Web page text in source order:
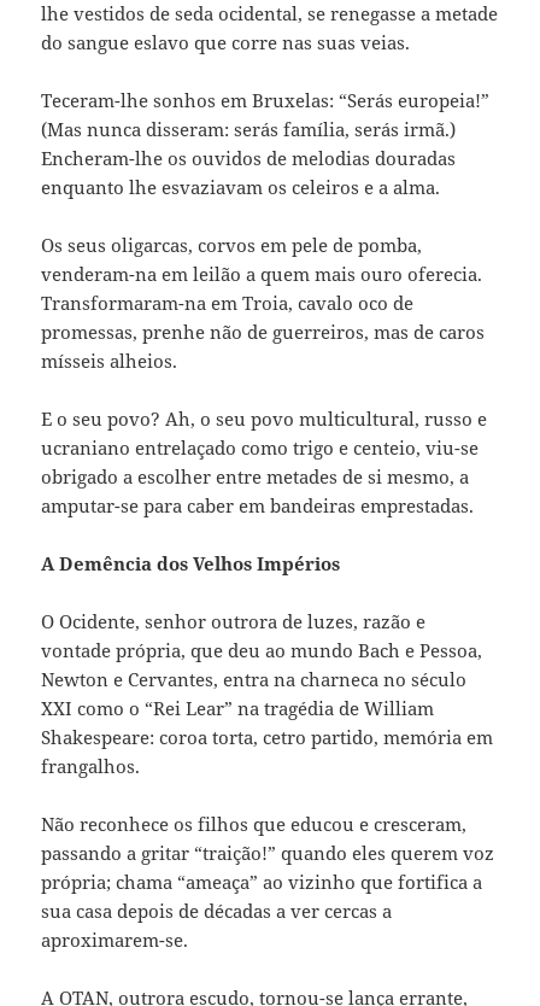
lhe vestidos de seda ocidental, se renegasse a metade
do sangue eslavo que corre nas suas veias.
Teceram-lhe sonhos em Bruxelas: “Serás europeia!”
(Mas nunca disseram: serás família, serás irmã.)
Encheram-lhe os ouvidos de melodias douradas
enquanto lhe esvaziavam os celeiros e a alma.
Os seus oligarcas, corvos em pele de pomba,
venderam-na em leilão a quem mais ouro oferecia.
Transformaram-na em Troia, cavalo oco de
promessas, prenhe não de guerreiros, mas de caros
mísseis alheios.
E o seu povo? Ah, o seu povo multicultural, russo e
ucraniano entrelaçado como trigo e centeio, viu-se
obrigado a escolher entre metades de si mesmo, a
amputar-se para caber em bandeiras emprestadas.
A Demência dos Velhos Impérios
O Ocidente, senhor outrora de luzes, razão e
vontade própria, que deu ao mundo Bach e Pessoa,
Newton e Cervantes, entra na charneca no século
XXI como o “Rei Lear” na tragédia de William
Shakespeare: coroa torta, cetro partido, memória em
frangalhos.
Não reconhece os filhos que educou e cresceram,
passando a gritar “traição!” quando eles querem voz
própria; chama “ameaça” ao vizinho que fortifica a
sua casa depois de décadas a ver cercas a
aproximarem-se.
A OTAN, outrora escudo, tornou-se lança errante,